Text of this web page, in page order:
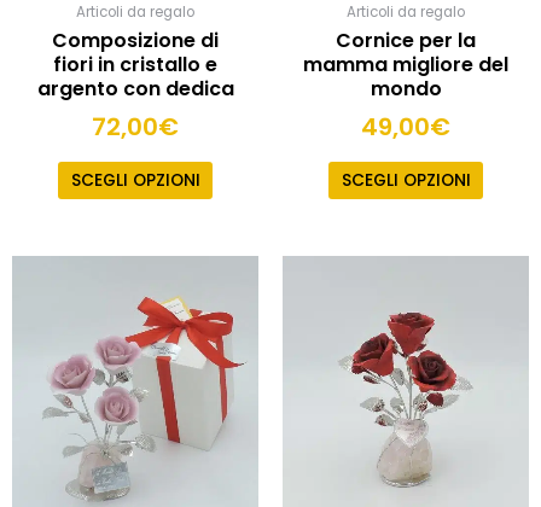
Articoli da regalo
Composizione di
fiori in cristallo e
argento con dedica
72,00€
SCEGLI OPZIONI
Articoli da regalo
Cornice per la
mamma migliore del
mondo
49,00€
SCEGLI OPZIONI
ha
più
varianti.
Le
opzioni
possono